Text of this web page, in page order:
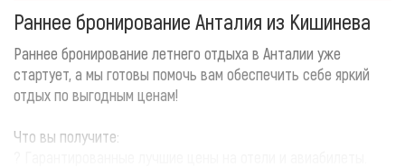
Раннее бронирование Анталия из Кишинева
Раннее бронирование летнего отдыха в Анталии уже
стартует, а мы готовы помочь вам обеспечить себе яркий
отдых по выгодным ценам!
Что вы получите: